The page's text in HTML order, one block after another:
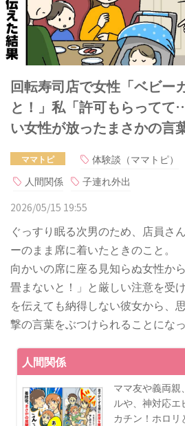
回転寿司店で女性「ベビー
と！」私「許可もらって
い女性が放ったまさかの言
ママトピ 体験談（ママトピ）
人間関係
子連れ外出
2026/05/15 19:55
ぐっすり眠る次男のため、店員さ
ーのまま席に着いたときのこと。
向かいの席に座る見知らぬ女性か
畳まないと！」と厳しい注意を受
を伝えても納得しない彼女から、
撃の言葉をぶつけられることにな
人間関係
ママ友や義両
ルや、神対応
カチン！ホロ